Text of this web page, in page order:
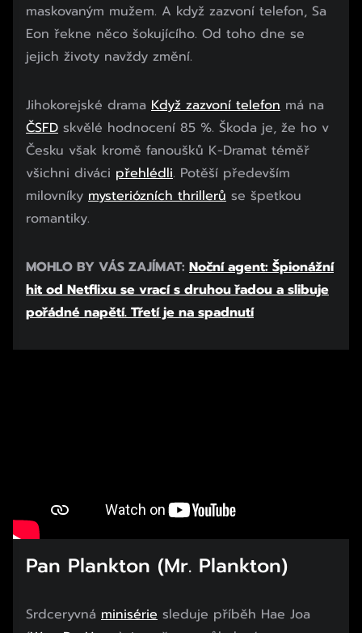
maskovaným mužem. A když zazvoní telefon, Sa
Eon řekne něco šokujícího. Od toho dne se
jejich životy navždy změní.
Jihokorejské drama Když zazvoní telefon má na
ČSFD skvělé hodnocení 85 %. Škoda je, že ho v
Česku však kromě fanoušků K-Dramat téměř
všichni diváci přehlédli. Potěší především
milovníky mysteriózních thrillerů se špetkou
romantiky.
MOHLO BY VÁS ZAJÍMAT: Noční agent: Špionážní
hit od Netflixu se vrací s druhou řadou a slibuje
pořádné napětí. Třetí je na spadnutí
Pan Plankton (Mr. Plankton)
Srdceryvná minisérie sleduje příběh Hae Joa